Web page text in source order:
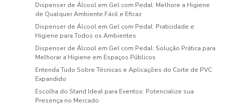
Dispenser de Álcool em Gel com Pedal: Melhore a Higiene
de Qualquer Ambiente Fácil e Eficaz
Dispenser de Álcool em Gel com Pedal: Praticidade e
Higiene para Todos os Ambientes
Dispenser de Álcool em Gel com Pedal: Solução Prática para
Melhorar a Higiene em Espaços Públicos
Entenda Tudo Sobre Técnicas e Aplicações do Corte de PVC
Expandido
Escolha do Stand Ideal para Eventos: Potencialize sua
Presença no Mercado